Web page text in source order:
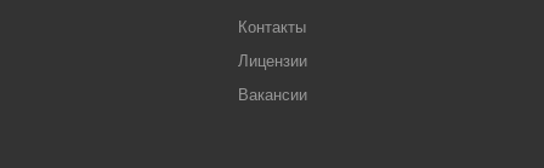
Контакты
Лицензии
Вакансии